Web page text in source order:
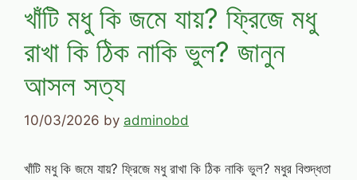
খাঁটি মধু কি জমে যায়? ফ্রিজে মধু
রাখা কি ঠিক নাকি ভুল? জানুন
আসল সত্য
10/03/2026 by adminobd
খাঁটি মধু কি জমে যায়? ফ্রিজে মধু রাখা কি ঠিক নাকি ভুল? মধুর বিশুদ্ধতা